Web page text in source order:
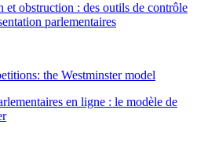
et obstruction : des outils de contrôle
parlementaires
the Westminster model
en ligne : le modèle de